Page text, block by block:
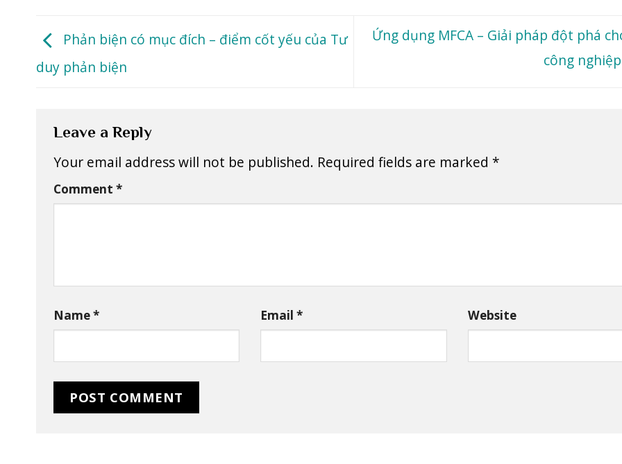
Phản biện có mục đích – điểm cốt yếu của Tư
duy phản biện
Ứng dụng MFCA – Giải pháp đột phá
công
Leave a Reply
Your email address will not be published. Required fields are marked *
Comment *
Name* Email* Website